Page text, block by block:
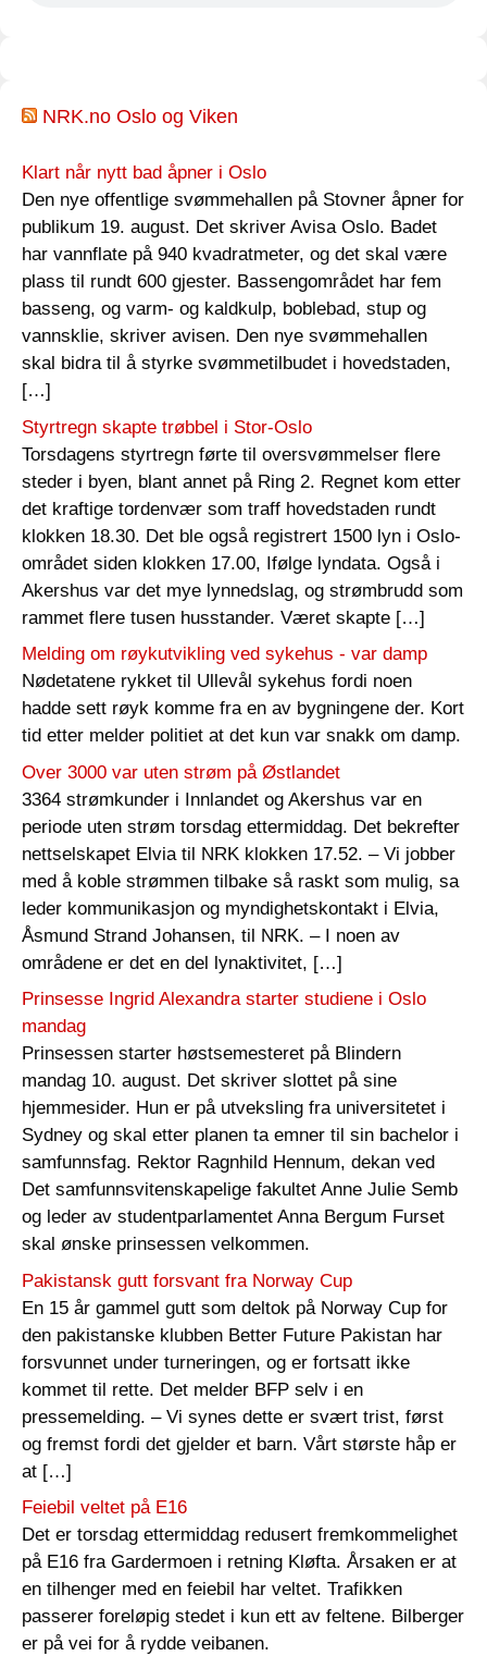
NRK.no Oslo og Viken
Klart når nytt bad åpner i Oslo
Den nye offentlige svømmehallen på Stovner åpner for
publikum 19. august. Det skriver Avisa Oslo. Badet
har vannflate på 940 kvadratmeter, og det skal være
plass til rundt 600 gjester. Bassengområdet har fem
basseng, og varm- og kaldkulp, boblebad, stup og
vannsklie, skriver avisen. Den nye svømmehallen
skal bidra til å styrke svømmetilbudet i hovedstaden,
[…]
Styrtregn skapte trøbbel i Stor-Oslo
Torsdagens styrtregn førte til oversvømmelser flere
steder i byen, blant annet på Ring 2. Regnet kom etter
det kraftige tordenvær som traff hovedstaden rundt
klokken 18.30. Det ble også registrert 1500 lyn i Oslo-
området siden klokken 17.00, Ifølge lyndata. Også i
Akershus var det mye lynnedslag, og strømbrudd som
rammet flere tusen husstander. Været skapte […]
Melding om røykutvikling ved sykehus - var damp
Nødetatene rykket til Ullevål sykehus fordi noen
hadde sett røyk komme fra en av bygningene der. Kort
tid etter melder politiet at det kun var snakk om damp.
Over 3000 var uten strøm på Østlandet
3364 strømkunder i Innlandet og Akershus var en
periode uten strøm torsdag ettermiddag. Det bekrefter
nettselskapet Elvia til NRK klokken 17.52. – Vi jobber
med å koble strømmen tilbake så raskt som mulig, sa
leder kommunikasjon og myndighetskontakt i Elvia,
Åsmund Strand Johansen, til NRK. – I noen av
områdene er det en del lynaktivitet, […]
Prinsesse Ingrid Alexandra starter studiene i Oslo
mandag
Prinsessen starter høstsemesteret på Blindern
mandag 10. august. Det skriver slottet på sine
hjemmesider. Hun er på utveksling fra universitetet i
Sydney og skal etter planen ta emner til sin bachelor i
samfunnsfag. Rektor Ragnhild Hennum, dekan ved
Det samfunnsvitenskapelige fakultet Anne Julie Semb
og leder av studentparlamentet Anna Bergum Furset
skal ønske prinsessen velkommen.
Pakistansk gutt forsvant fra Norway Cup
En 15 år gammel gutt som deltok på Norway Cup for
den pakistanske klubben Better Future Pakistan har
forsvunnet under turneringen, og er fortsatt ikke
kommet til rette. Det melder BFP selv i en
pressemelding. – Vi synes dette er svært trist, først
og fremst fordi det gjelder et barn. Vårt største håp er
at […]
Feiebil veltet på E16
Det er torsdag ettermiddag redusert fremkommelighet
på E16 fra Gardermoen i retning Kløfta. Årsaken er at
en tilhenger med en feiebil har veltet. Trafikken
passerer foreløpig stedet i kun ett av feltene. Bilberger
er på vei for å rydde veibanen.